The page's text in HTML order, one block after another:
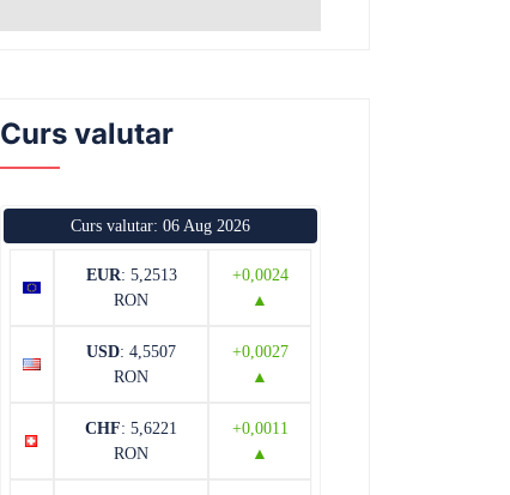
Curs valutar
Curs valutar: 06 Aug 2026
EUR: 5,2513
RON
+0,0024
▲
USD: 4,5507
RON
+0,0027
▲
CHF: 5,6221
RON
+0,0011
▲